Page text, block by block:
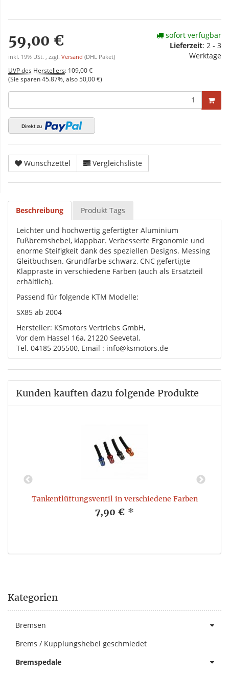
59,00 €
inkl. 19% USt. , zzgl. Versand (DHL Paket)
UVP des Herstellers: 109,00 €
(Sie sparen45.87% , also 50,00 €)
sofort verfügbar
Lieferzeit: 2 - 3
Werktage
Wunschzettel Vergleichsliste
Beschreibung Produkt Tags
Leichter und hochwertig gefertigter Aluminium
Fußbremshebel, klappbar. Verbesserte Ergonomie und
enorme Steifigkeit dank des speziellen Designs. Messing
Gleitbuchsen. Grundfarbe schwarz, CNC gefertigte
Klappraste in verschiedene Farben (auch als Ersatzteil
erhältlich).
Passend für folgende KTM Modelle:
SX85 ab 2004
Hersteller: KSmotors Vertriebs GmbH,
Vor dem Hassel 16a, 21220 Seevetal,
Tel. 04185 205500, Email : info@ksmotors.de
Kunden kauften dazu folgende Produkte
Tankentlüftungsventil in verschiedene Farben
7,90 € *
Kategorien
Bremsen
Brems / Kupplungshebel geschmiedet
Bremspedale